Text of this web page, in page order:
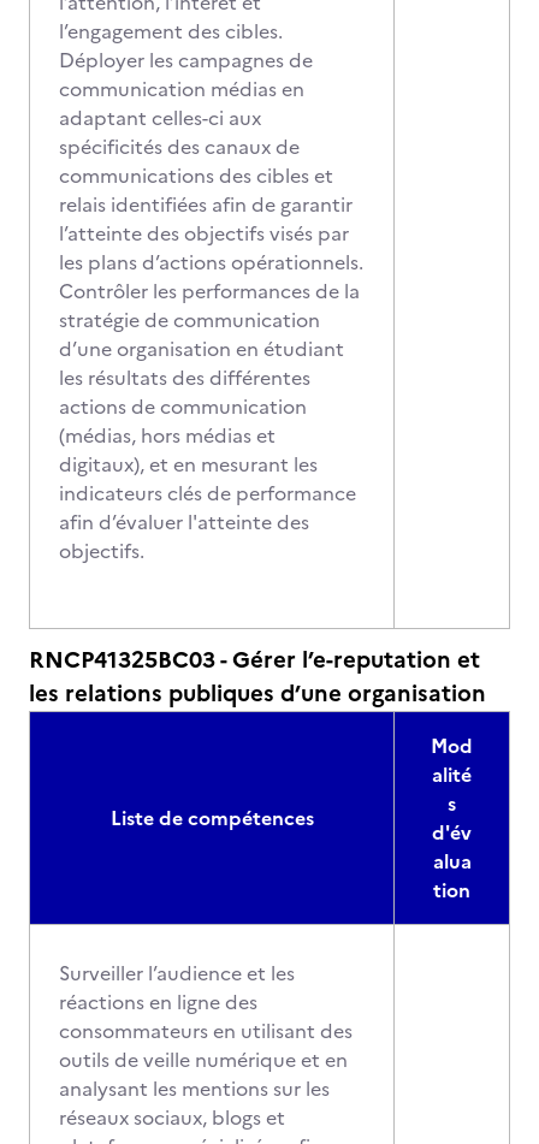
l’engagement des cibles.
Déployer les campagnes de
communication médias en
adaptant celles-ci aux
spécificités des canaux de
communications des cibles et
relais identifiées afin de garantir
l’atteinte des objectifs visés par
les plans d’actions opérationnels.
Contrôler les performances de la
stratégie de communication
d’une organisation en étudiant
les résultats des différentes
actions de communication
(médias, hors médias et
digitaux), et en mesurant les
indicateurs clés de performance
afin d’évaluer l'atteinte des
objectifs.
RNCP41325BC03 - Gérer l’e-reputation et
les relations publiques d’une organisation
Liste de compétences
Mod
alité
s
d'év
alua
tion
Surveiller l’audience et les
réactions en ligne des
consommateurs en utilisant des
outils de veille numérique et en
analysant les mentions sur les
réseaux sociaux, blogs et